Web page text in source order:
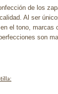
de los
Al ser
el tono, marcas
son